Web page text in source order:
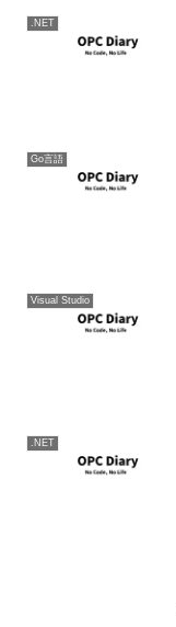
.NET
Go言語
Visual Studio
.NET